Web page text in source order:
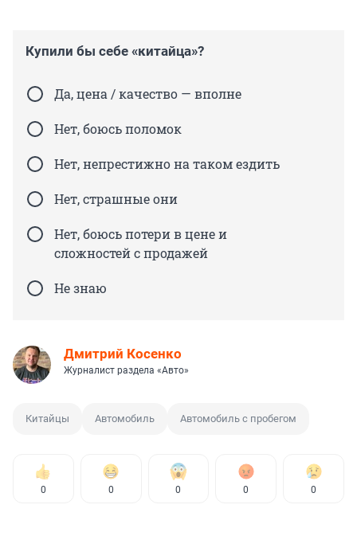
Купили бы себе «китайца»?
Да, цена / качество — вполне
Нет, боюсь поломок
Нет, непрестижно на таком ездить
Нет, страшные они
Нет, боюсь потери в цене и
сложностей с продажей
Не знаю
Дмитрий Косенко
Журналист раздела «Авто»
Китайцы Автомобиль Автомобиль с пробегом
0 0 0 0 0